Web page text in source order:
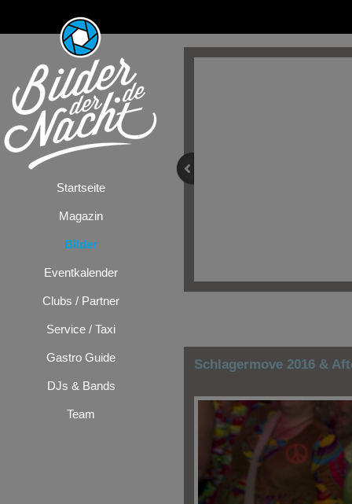
Startseite
Magazin
Bilder
Eventkalender
Clubs / Partner
Service / Taxi
Gastro Guide
DJs & Bands
Team
Schlagermove 2016 &